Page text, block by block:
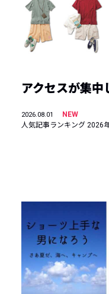
アクセスが集中
2026.08.01
NEW
人気記事ランキング 2026